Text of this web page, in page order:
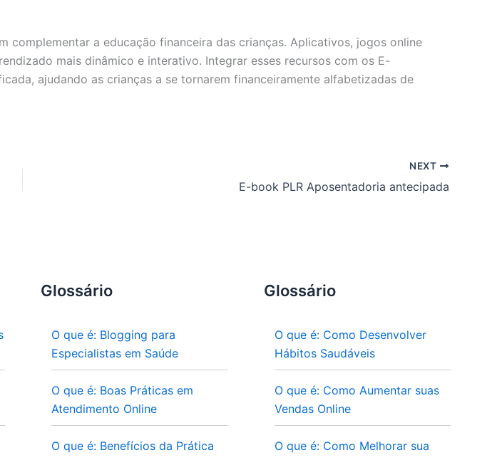
complementar a educação financeira das crianças. Aplicativos, jogos online
mais dinâmico e interativo. Integrar esses recursos com os E-
ajudando as crianças a se tornarem financeiramente alfabetizadas de
NEXT
E-book PLR Aposentadoria antecipada
Glossário
O que é: Blogging para
Especialistas em Saúde
O que é: Boas Práticas em
Atendimento Online
O que é: Benefícios da Prática
Glossário
O que é: Como Desenvolver
Hábitos Saudáveis
O que é: Como Aumentar suas
Vendas Online
O que é: Como Melhorar sua